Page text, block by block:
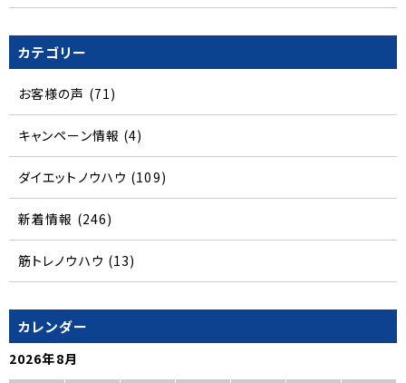
カテゴリー
お客様の声 (71)
キャンペーン情報 (4)
ダイエットノウハウ (109)
新着情報 (246)
筋トレノウハウ (13)
カレンダー
2026年8月